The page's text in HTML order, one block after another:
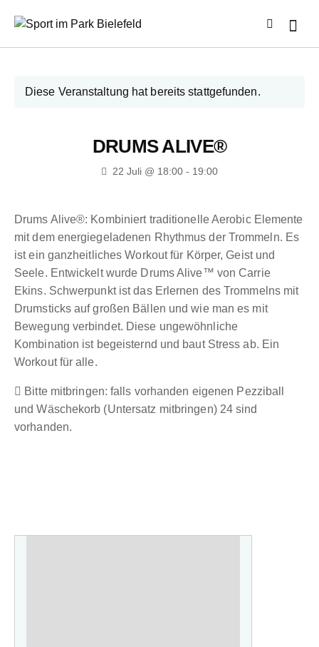
Diese Veranstaltung hat bereits stattgefunden.
DRUMS ALIVE®
22 Juli @ 18:00 - 19:00
Drums Alive®: Kombiniert traditionelle Aerobic Elemente
mit dem energiegeladenen Rhythmus der Trommeln. Es
ist ein ganzheitliches Workout für Körper, Geist und
Seele. Entwickelt wurde Drums Alive™ von Carrie
Ekins. Schwerpunkt ist das Erlernen des Trommelns mit
Drumsticks auf großen Bällen und wie man es mit
Bewegung verbindet. Diese ungewöhnliche
Kombination ist begeisternd und baut Stress ab. Ein
Workout für alle.
Bitte mitbringen: falls vorhanden eigenen Pezziball
und Wäschekorb (Untersatz mitbringen) 24 sind
vorhanden.